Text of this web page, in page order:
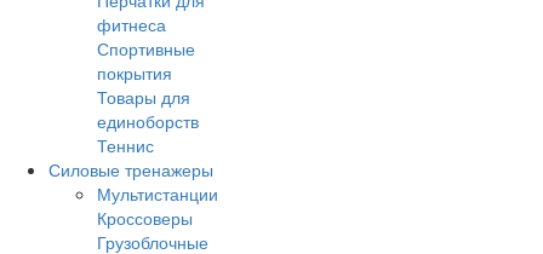
фитнеса
Спортивные
покрытия
Товары для
единоборств
Теннис
Силовые тренажеры
Мультистанции
Кроссоверы
Грузоблочные